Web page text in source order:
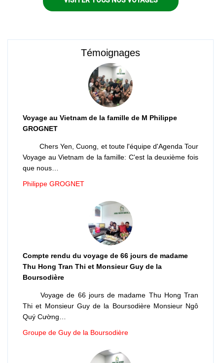
Témoignages
Voyage au Vietnam de la famille de M Philippe
GROGNET
Chers Yen, Cuong, et toute l'équipe d'Agenda Tour
Voyage au Vietnam de la famille: C'est la deuxième fois
que nous…
Philippe GROGNET
Compte rendu du voyage de 66 jours de madame
Thu Hong Tran Thi et Monsieur Guy de la
Boursodière
Voyage de 66 jours de madame Thu Hong Tran
Thi et Monsieur Guy de la Boursodière Monsieur Ngô
Quý Cường…
Groupe de Guy de la Boursodière